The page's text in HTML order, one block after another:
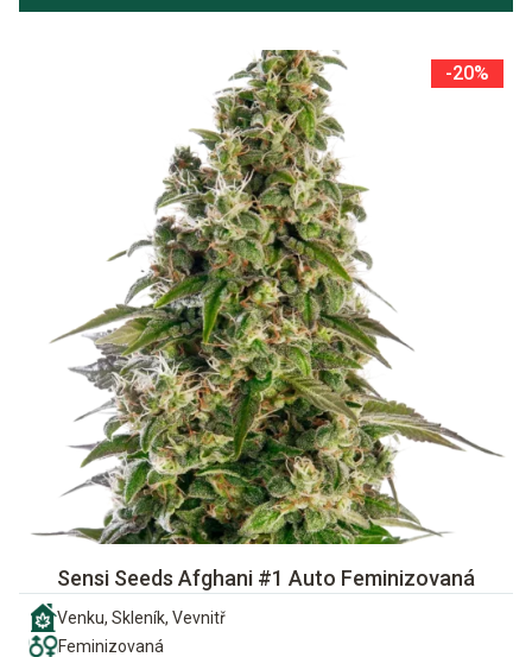
-20%
Sensi Seeds Afghani #1 Auto Feminizovaná
Venku, Skleník, Vevnitř
Feminizovaná